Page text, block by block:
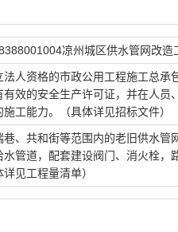
凉州城区供水管网改造
法人资格的市政公用工程施工总承
有效的安全生产许可证，并在人员
工能力。（具体详见招标文件）
巷、共和街等范围内的老旧供水管
水管道，配套建设阀门、消火栓，
见工程量清单）